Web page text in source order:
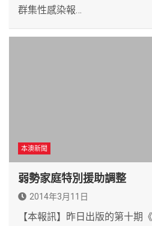
群集性感染報…
本澳新聞
弱勢家庭特別援助調整
2014年3月11日
【本報訊】昨日出版的第十期